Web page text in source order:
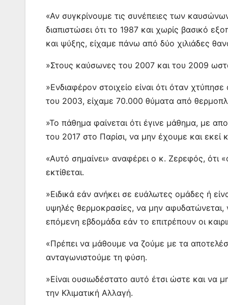
«Αν συγκρίνουμε τις συνέπειες των
διαπιστώσει ότι το 1987 και χωρίς βασικό
και ψύξης, είχαμε πάνω από δύο χιλιάδες
»Στους καύσωνες του 2007 και του 2009
»Ενδιαφέρον στοιχείο είναι ότι όταν
του 2003, είχαμε 70.000 θύματα από
»Το πάθημα φαίνεται ότι έγινε μάθημα, με
του 2017 στο Παρίσι, να μην έχουμε και
«Αυτό σημαίνει» αναφέρει ο κ. Ζερεφός, ότι
εκτίθεται.
»Ειδικά εάν ανήκει σε ευάλωτες ομάδες ή
υψηλές θερμοκρασίες, να μην αφυδατώνεται,
επόμενη εβδομάδα εάν το επιτρέπουν οι
«Πρέπει να μάθουμε να ζούμε με τα
ανταγωνιστούμε τη φύση.
»Είναι ουσιωδέστατο αυτό έτσι ώστε και
την Κλιματική Αλλαγή.